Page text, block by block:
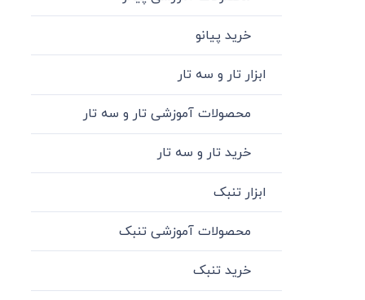
خرید پیانو
ابزار تار و سه تار
محصولات آموزشی تار و سه تار
خرید تار و سه تار
ابزار تنبک
محصولات آموزشی تنبک
خرید تنبک